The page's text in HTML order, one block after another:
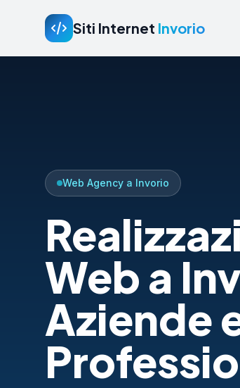
Siti Internet Invorio
Web Agency a Invorio
Web a
Aziende